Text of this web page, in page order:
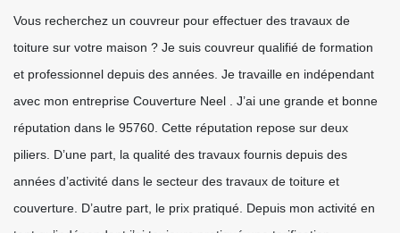
Vous recherchez un couvreur pour effectuer des travaux de
toiture sur votre maison ? Je suis couvreur qualifié de formation
et professionnel depuis des années. Je travaille en indépendant
avec mon entreprise Couverture Neel . J’ai une grande et bonne
réputation dans le 95760. Cette réputation repose sur deux
piliers. D’une part, la qualité des travaux fournis depuis des
années d’activité dans le secteur des travaux de toiture et
couverture. D’autre part, le prix pratiqué. Depuis mon activité en